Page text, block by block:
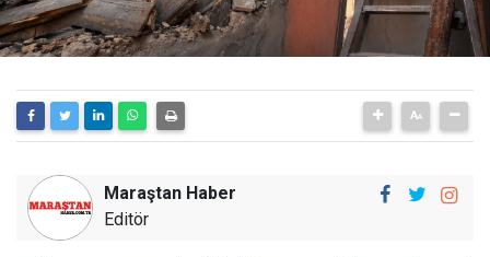
Maraştan Haber
Editör